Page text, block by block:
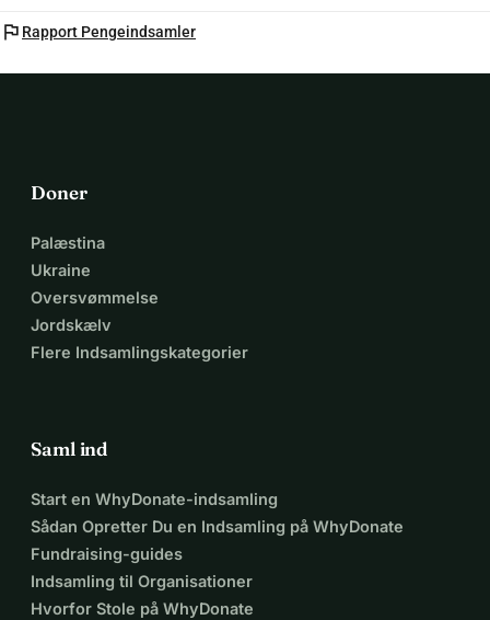
flag Rapport Pengeindsamler
Doner
Palæstina
Ukraine
Oversvømmelse
Jordskælv
Flere Indsamlingskategorier
Saml ind
Start en WhyDonate-indsamling
Sådan Opretter Du en Indsamling på WhyDonate
Fundraising-guides
Indsamling til Organisationer
Hvorfor Stole på WhyDonate